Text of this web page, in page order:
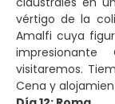
vértigo de la
Amalfi cuya
visitaremos.
Cena y